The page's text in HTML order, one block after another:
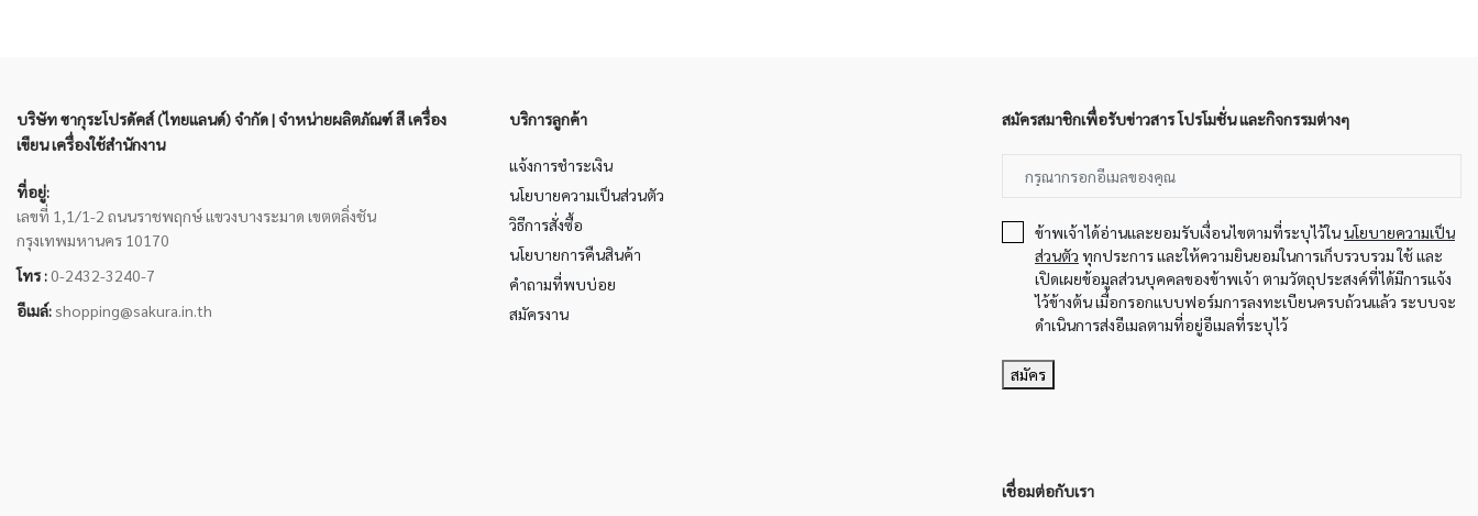
บริษัท ซากุระโปรดัคส์ (ไทยแลนด์) จำกัด | จำหน่ายผลิตภัณฑ์ สี เครื่อง
เขียน เครื่องใช้สำนักงาน
ที่อยู่:
เลขที่ 1,1/1-2 ถนนราชพฤกษ์ แขวงบางระมาด เขตตลิ่งชัน
กรุงเทพมหานคร 10170
โทร : 0-2432-3240-7
อีเมล์: shopping@sakura.in.th
บริการลูกค้า
แจ้งการชำระเงิน
นโยบายความเป็นส่วนตัว
วิธีการสั่งซื้อ
นโยบายการคืนสินค้า
คำถามที่พบบ่อย
สมัครงาน
สมัครสมาชิกเพื่อรับข่าวสาร โปรโมชั่น และกิจกรรมต่างๆ
ข้าพเจ้าได้อ่านและยอมรับเงื่อนไขตามที่ระบุไว้ในนโยบายความเป็น
ส่วนตัว ทุกประการ และให้ความยินยอมในการเก็บรวบรวม ใช้ และ
เปิดเผยข้อมูลส่วนบุคคลของข้าพเจ้า ตามวัตถุประสงค์ที่ได้มีการแจ้ง
ไว้ข้างต้น เมื่อกรอกแบบฟอร์มการลงทะเบียนครบถ้วนแล้ว ระบบจะ
ดำเนินการส่งอีเมลตามที่อยู่อีเมลที่ระบุไว้
สมัคร
เชื่อมต่อกับเรา